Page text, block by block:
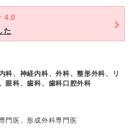
4.0
た
科、神経内科、外科、整形外科、リ
眼科、歯科、歯科口腔外科
門医、形成外科専門医